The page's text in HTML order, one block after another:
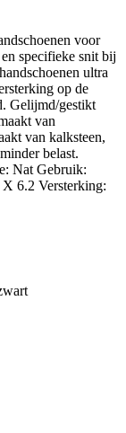
voor
specifieke snit bij
ultra
op de
Gelijmd/gestikt
van
van kalksteen,
belast.
Nat Gebruik:
6.2 Versterking: